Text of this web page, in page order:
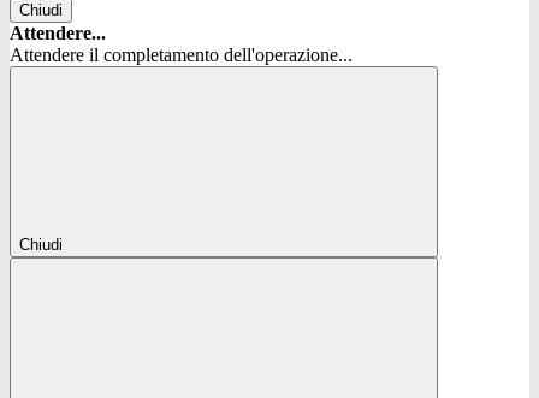
Chiudi
Attendere...
Attendere il completamento dell'operazione...
Chiudi